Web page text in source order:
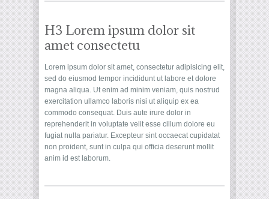
H3 Lorem ipsum dolor sit
amet consectetu
Lorem ipsum dolor sit amet, consectetur adipisicing elit,
sed do eiusmod tempor incididunt ut labore et dolore
magna aliqua. Ut enim ad minim veniam, quis nostrud
exercitation ullamco laboris nisi ut aliquip ex ea
commodo consequat. Duis aute irure dolor in
reprehenderit in voluptate velit esse cillum dolore eu
fugiat nulla pariatur. Excepteur sint occaecat cupidatat
non proident, sunt in culpa qui officia deserunt mollit
anim id est laborum.